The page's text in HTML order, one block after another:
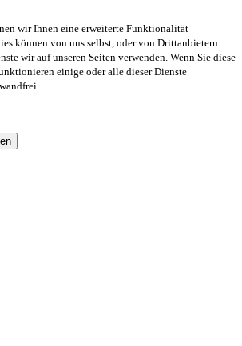
wir Ihnen eine erweiterte Funktionalität
können von uns selbst, oder von Drittanbietern
wir auf unseren Seiten verwenden. Wenn Sie diese
einige oder alle dieser Dienste